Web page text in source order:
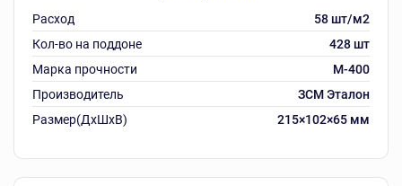
Расход
58 шт/м2
Кол-во на поддоне
428 шт
Марка прочности
М-400
Производитель
ЗСМ Эталон
Размер(ДхШхВ)
215×102×65 мм